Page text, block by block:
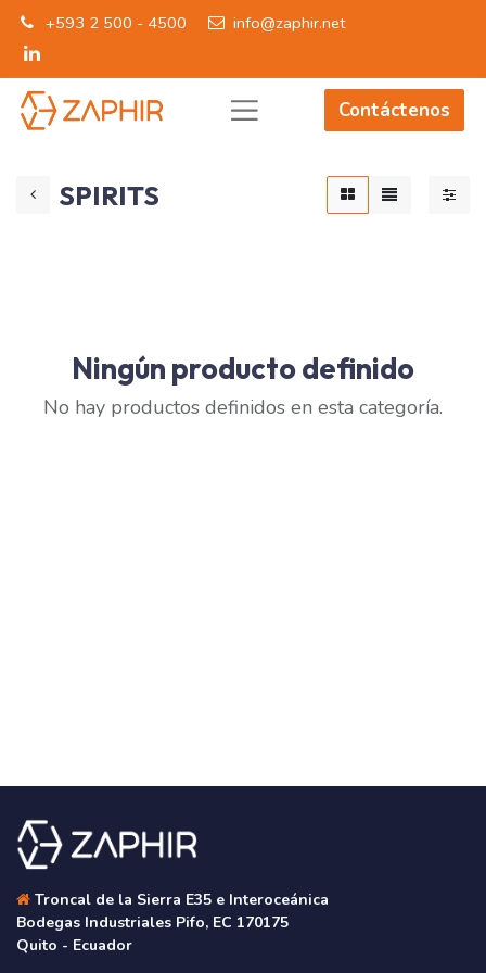
+593 2 500 - 4500 info@zaphir.net
Contáctenos
SPIRITS
Ningún producto definido
No hay productos definidos en esta categoría.
Troncal de la Sierra E35 e Interoceánica
Bodegas Industriales Pifo, EC 170175
Quito - Ecuador